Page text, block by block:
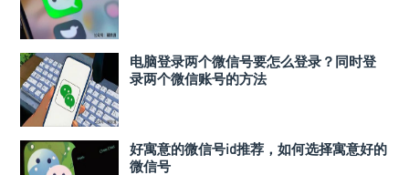
电脑登录两个微信号要怎么登录？同时登
录两个微信账号的方法
好寓意的微信号id推荐，如何选择寓意好的
微信号